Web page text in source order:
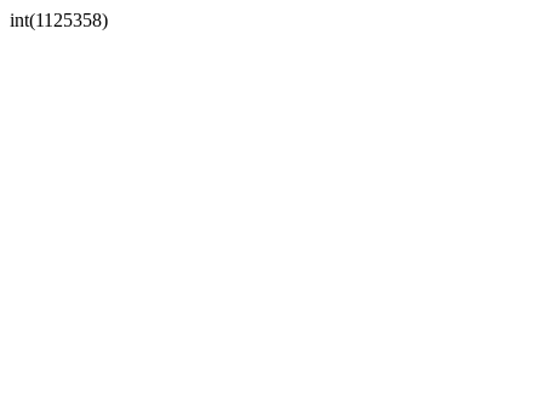
int(1125358)